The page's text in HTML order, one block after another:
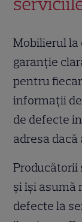
Mobilierul la
garanție
pentru
informații
de defecte
adresa
și își asumă
defecte la